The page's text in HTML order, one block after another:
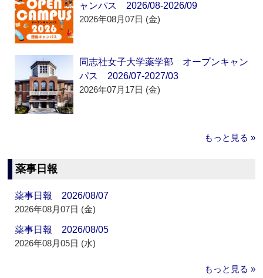
ャンパス 2026/08-2026/09
2026年08月07日 (金)
同志社女子大学薬学部 オープンキャン
パス 2026/07-2027/03
2026年07月17日 (金)
もっと見る »
薬事日報
薬事日報 2026/08/07
2026年08月07日 (金)
薬事日報 2026/08/05
2026年08月05日 (水)
もっと見る »